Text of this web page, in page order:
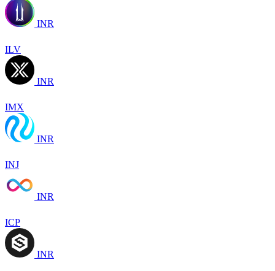
INR
ILV
INR
IMX
INR
INJ
INR
ICP
INR